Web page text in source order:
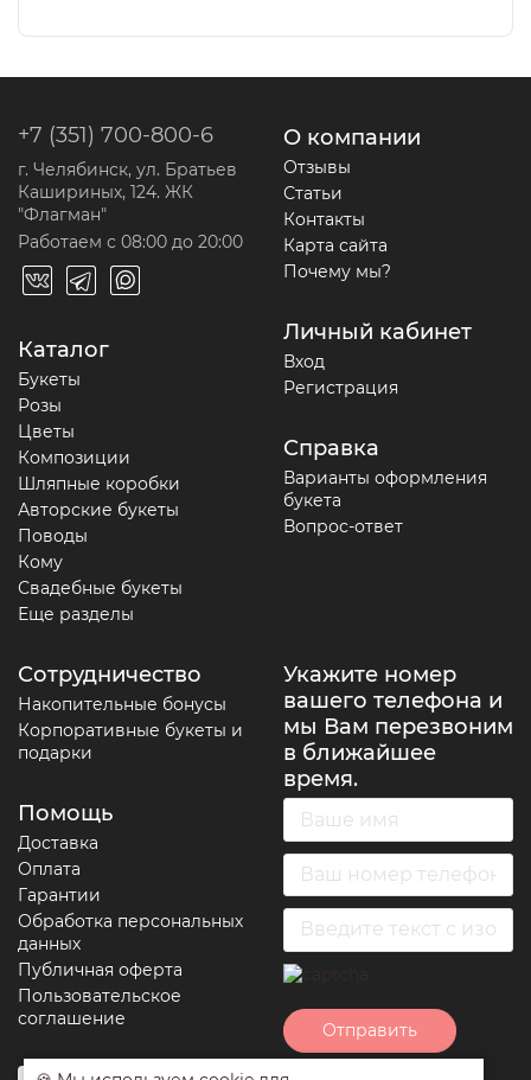
+7 (351) 700-800-6
г. Челябинск, ул. Братьев
Кашириных, 124. ЖК
"Флагман"
Работаем с 08:00 до 20:00
Каталог
Букеты
Розы
Цветы
Композиции
Шляпные коробки
Авторские букеты
Поводы
Кому
Свадебные букеты
Еще разделы
О компании
Отзывы
Статьи
Контакты
Карта сайта
Почему мы?
Личный кабинет
Вход
Регистрация
Справка
Варианты оформления
букета
Вопрос-ответ
Сотрудничество
Накопительные бонусы
Корпоративные букеты и
подарки
Помощь
Доставка
Оплата
Гарантии
Обработка персональных
данных
Публичная оферта
Пользовательское
соглашение
Укажите номер
вашего телефона и
мы Вам перезвоним
в ближайшее
время.
Отправить